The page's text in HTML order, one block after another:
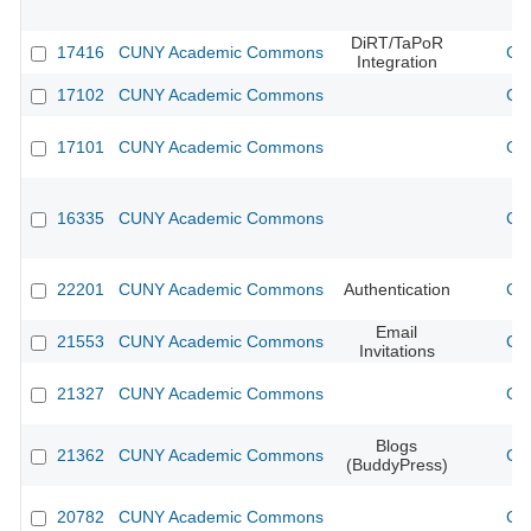
17416 CUNY Academic Commons
DiRT/TaPoR
Integration
17102 CUNY Academic Commons
17101 CUNY Academic Commons
16335 CUNY Academic Commons
22201 CUNY Academic Commons Authentication
21553 CUNY Academic Commons
Email
Invitations
21327 CUNY Academic Commons
21362 CUNY Academic Commons
Blogs
(BuddyPress)
20782 CUNY Academic Commons